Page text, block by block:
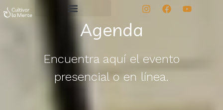
Agenda
Encuentra aquí el evento
presencial o en línea.